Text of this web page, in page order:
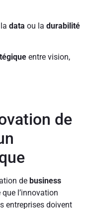
data ou la durabilité
entre vision,
de
de business
l’innovation
entreprises doivent